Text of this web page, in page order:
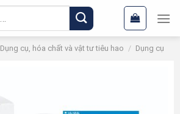
Dụng cụ, hóa chất và vật tư tiêu hao / Dụng cụ